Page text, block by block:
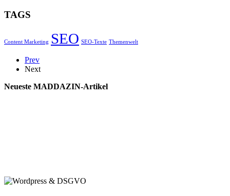
TAGS
Content Marketing SEO SEO-Texte Themenwelt
Prev
Next
Neueste MADDAZIN-Artikel